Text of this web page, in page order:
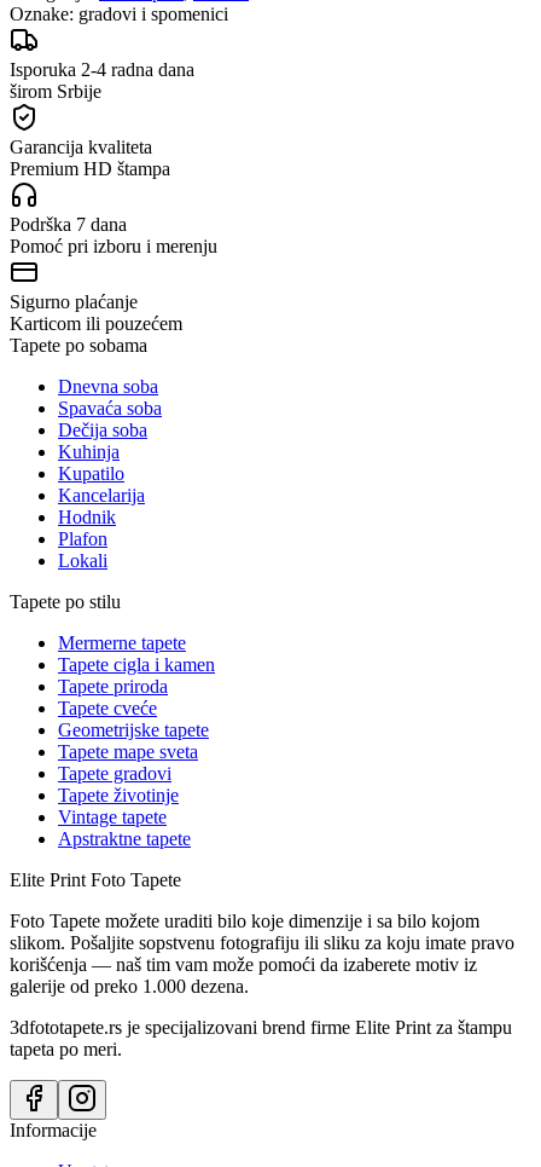
Oznake: gradovi i spomenici
Isporuka 2-4 radna dana
širom Srbije
Garancija kvaliteta
Premium HD štampa
Podrška 7 dana
Pomoć pri izboru i merenju
Sigurno plaćanje
Karticom ili pouzećem
Tapete po sobama
Dnevna soba
Spavaća soba
Dečija soba
Kuhinja
Kupatilo
Kancelarija
Hodnik
Plafon
Lokali
Tapete po stilu
Mermerne tapete
Tapete cigla i kamen
Tapete priroda
Tapete cveće
Geometrijske tapete
Tapete mape sveta
Tapete gradovi
Tapete životinje
Vintage tapete
Apstraktne tapete
Elite Print Foto Tapete
Foto Tapete možete uraditi bilo koje dimenzije i sa bilo kojom
slikom. Pošaljite sopstvenu fotografiju ili sliku za koju imate pravo
korišćenja — naš tim vam može pomoći da izaberete motiv iz
galerije od preko 1.000 dezena.
3dfototapete.rs je specijalizovani brend firme Elite Print za štampu
tapeta po meri.
Informacije